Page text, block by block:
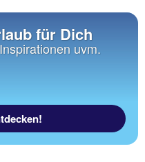
für Dich
uvm.